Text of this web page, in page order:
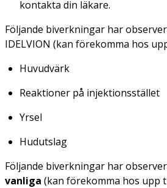
kontakta din läkare.
Följande biverkningar har
IDELVION (kan förekomma hos
Huvudvärk
Reaktioner på injektionsstället
Yrsel
Hudutslag
Följande biverkningar har
vanliga (kan förekomma hos upp